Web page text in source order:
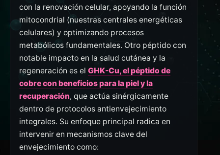
con la renovación celular, apoyando la función
mitocondrial (nuestras centrales energéticas
celulares) y optimizando procesos
metabólicos fundamentales. Otro péptido con
notable impacto en la salud cutánea y la
regeneración es el GHK-Cu, el péptido de
cobre con beneficios para la piel y la
recuperación, que actúa sinérgicamente
dentro de protocolos antienvejecimiento
integrales. Su enfoque principal radica en
intervenir en mecanismos clave del
envejecimiento como: